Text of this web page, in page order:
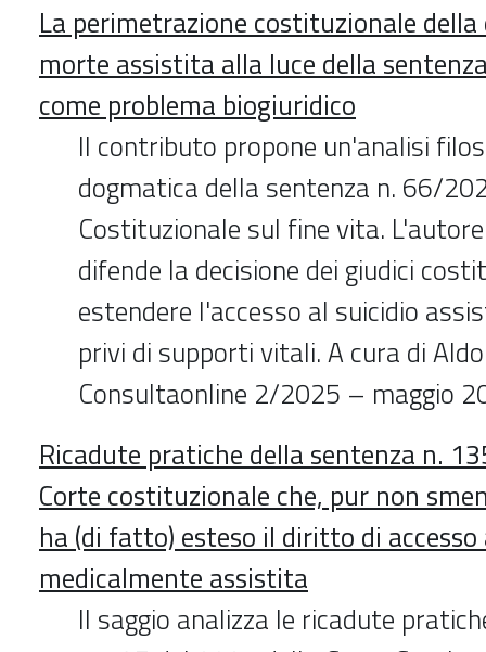
La perimetrazione costituzionale
morte assistita alla luce della
come problema biogiuridico
Il contributo propone un'analisi
dogmatica della sentenza n. 66/
Costituzionale sul fine vita.
difende la decisione dei giudici
estendere l'accesso al suicidio
privi di supporti vitali. A cura di
Consultaonline 2/2025 – maggio
Ricadute pratiche della sentenza n.
Corte costituzionale che, pur non
ha (di fatto) esteso il diritto di
medicalmente assistita
Il saggio analizza le ricadute